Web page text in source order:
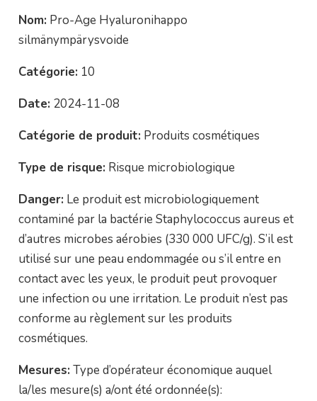
Nom: Pro-Age Hyaluronihappo
silmänympärysvoide
Catégorie: 10
Date: 2024-11-08
Catégorie de produit: Produits cosmétiques
Type de risque: Risque microbiologique
Danger: Le produit est microbiologiquement
contaminé par la bactérie Staphylococcus aureus et
d’autres microbes aérobies (330 000 UFC/g). S’il est
utilisé sur une peau endommagée ou s’il entre en
contact avec les yeux, le produit peut provoquer
une infection ou une irritation. Le produit n’est pas
conforme au règlement sur les produits
cosmétiques.
Mesures: Type d’opérateur économique auquel
la/les mesure(s) a/ont été ordonnée(s):